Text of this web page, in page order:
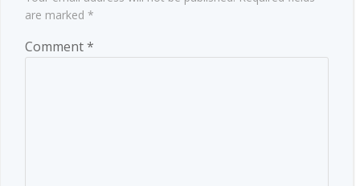
are marked *
Comment*